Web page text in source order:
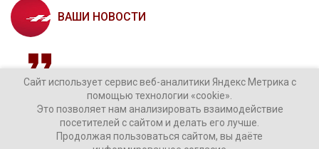
ВАШИ НОВОСТИ
«Мы не ищем никакого конфликта с Россией, у
нас ни в малейшей степени нет таких
намерений», – заявил премьер Британии Кир
Стармер.
Сайт использует сервис веб-аналитики Яндекс Метрика с
помощью технологии «cookie».
Это позволяет нам анализировать взаимодействие
посетителей с сайтом и делать его лучше.
Продолжая пользоваться сайтом, вы даёте